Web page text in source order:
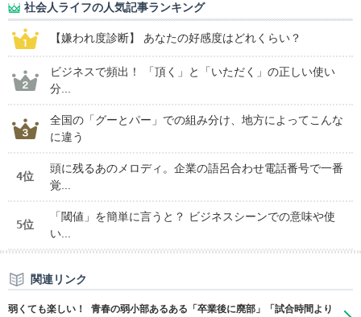
社会人ライフの人気記事ランキング
【嫌われ度診断】 あなたの好感度はどれくらい？
ビジネスで頻出！ 「頂く」と「いただく」の正しい使い
分...
全国の「グーとパー」での組み分け、地方によってこんな
に違う
4位
頭に残るあのメロディ。企業の語呂合わせ電話番号で一番
覚...
5位
「閾値」を簡単に言うと？ ビジネスシーンでの意味や使
い...
関連リンク
弱くても楽しい！ 青春の弱小部あるある「卒業後に廃部」「試合時間より